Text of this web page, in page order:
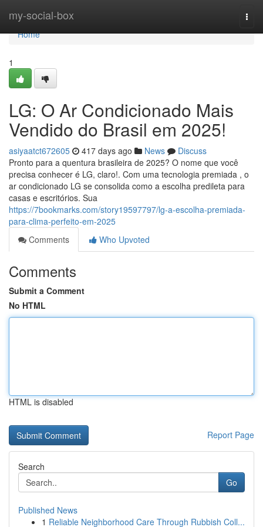
my-social-box
Home
Home
1
LG: O Ar Condicionado Mais
Vendido do Brasil em 2025!
asiyaatct672605 417 days ago News
Discuss
Pronto para a quentura brasileira de 2025? O nome que você
precisa conhecer é LG, claro!. Com uma tecnologia premiada , o
ar condicionado LG se consolida como a escolha predileta para
casas e escritórios. Sua
https://7bookmarks.com/story19597797/lg-a-escolha-premiada-
para-clima-perfeito-em-2025
Comments
Who Upvoted
Comments
Submit a Comment
No HTML
HTML is disabled
Report Page
Search
Go
Published News
1 Reliable Neighborhood Care Through Rubbish Coll...